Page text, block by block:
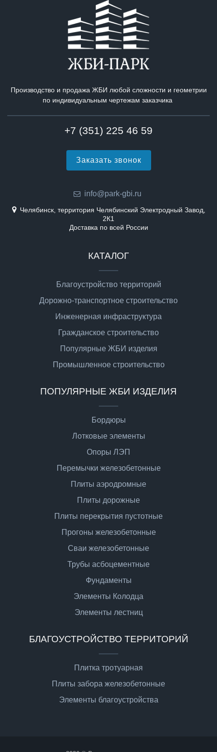
Производство и продажа ЖБИ любой сложности и геометрии
по индивидуальным чертежам заказчика
+7 (351) 225 46 59
Заказать звонок
info@park-gbi.ru
Челябинск, территория Челябинский Электродный Завод,
2К1
Доставка по всей России
КАТАЛОГ
Благоустройство территорий
Дорожно-транспортное строительство
Инженерная инфраструктура
Гражданское строительство
Популярные ЖБИ изделия
Промышленное строительство
ПОПУЛЯРНЫЕ ЖБИ ИЗДЕЛИЯ
Бордюры
Лотковые элементы
Опоры ЛЭП
Перемычки железобетонные
Плиты аэродромные
Плиты дорожные
Плиты перекрытия пустотные
Прогоны железобетонные
Сваи железобетонные
Трубы асбоцементные
Фундаменты
Элементы Колодца
Элементы лестниц
БЛАГОУСТРОЙСТВО ТЕРРИТОРИЙ
Плитка тротуарная
Плиты забора железобетонные
Элементы благоустройства